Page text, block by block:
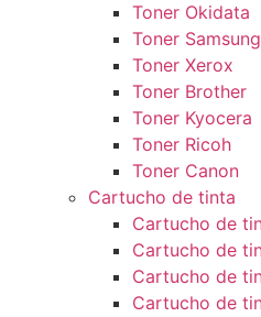
Toner Okidata
Toner Samsung
Toner Xerox
Toner Brother
Toner Kyocera
Toner Ricoh
Toner Canon
Cartucho de tinta
Cartucho de
Cartucho de
Cartucho de
Cartucho de